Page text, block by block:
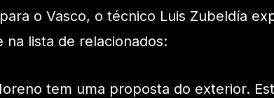
o Vasco, o técnico Luis Zubeldía
na lista de relacionados:
tem uma proposta do exterior.